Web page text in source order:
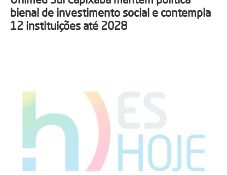
bienal de investimento social e contempla
12 instituições até 2028